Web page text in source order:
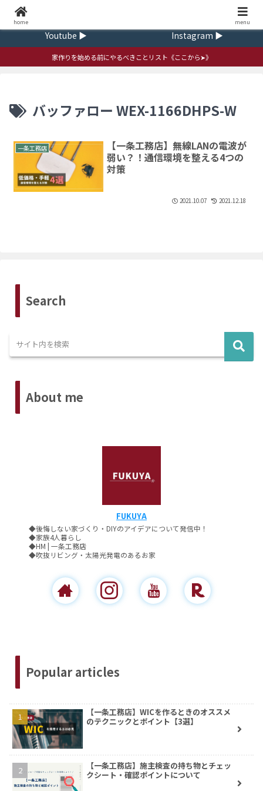
Youtube ▶
Instagram ▶
家作りを始める前にやるべきことリスト《ここから➤》
バッファロー WEX-1166DHPS-W
一条工務店
【一条工務店】無線LANの電波が
弱い？！通信環境を整える4つの
対策
2021.10.07 2021.12.18
Search
About me
FUKUYA
◆後悔しない家づくり・DIYのアイデアについて発信中！
◆家族4人暮らし
◆HM | 一条工務店
◆吹抜リビング・太陽光発電のあるお家
Popular articles
【一条工務店】WICを作るときのオススメ
のテクニックとポイント【3選】
【一条工務店】施主検査の持ち物とチェッ
クシート・確認ポイントについて
home ｍenu